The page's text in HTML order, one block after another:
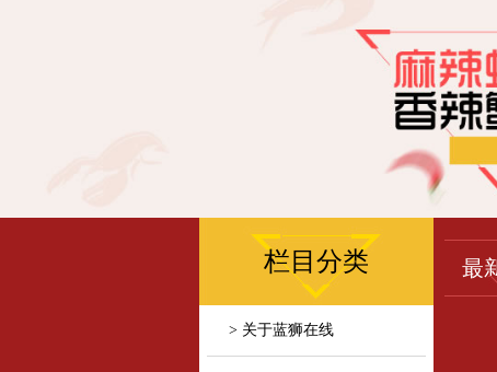
栏目分类
> 关于蓝狮在线
最